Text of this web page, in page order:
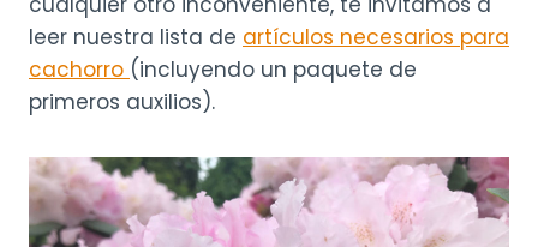
leer nuestra lista de artículos necesarios para
cachorro (incluyendo un paquete de
primeros auxilios).